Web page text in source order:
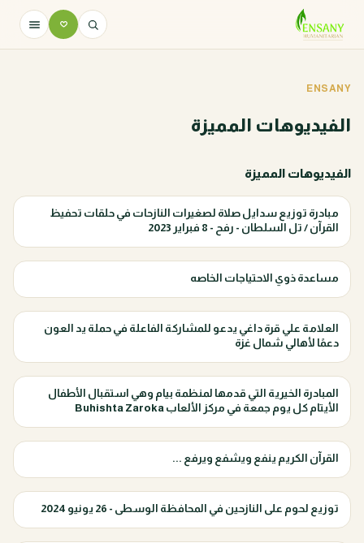
ENSANY
الفيديوهات المميزة
الفيديوهات المميزة
مبادرة توزيع سدايل صلاة لصغيرات النازحات في حلقات تحفيظ
القرآن / تل السلطان - رفح - 8 فبراير 2023
مساعدة ذوي الاحتياجات الخاصه
العلامة‬‏ علي قرة داغي يدعو للمشاركة الفاعلة في حملة يد العون
دعمًا لأهالي شمال غزة
المبادرة الخيرية التي قدمها لمنظمة بيام وهي استقبال الأطفال
الأيتام كل يوم جمعة في مركز الألعاب Buhishta Zaroka
القرآن الكريم ينفع ويشفع ويرفع ...
توزيع لحوم على النازحين في المحافظة الوسطى - 26 يونيو 2024